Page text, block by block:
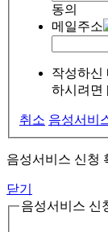
동의
메일주소
작성하신
하시려면
취소 음성서비
음성서비스 신청
닫기
음성서비스 신